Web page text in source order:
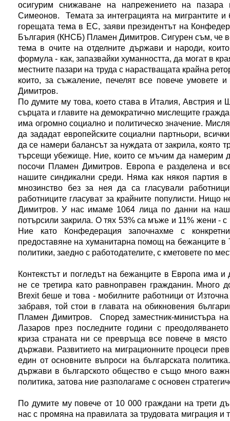
осигурим снижаване на напрежението на
Симеонов. Темата за интеграцията на мигрантите
горещата тема в ЕС, заяви президентът на
България (КНСБ) Пламен Димитров. Сигурен съм, че
тема в очите на отделните държави и народи,
формула - как, запазвайки хуманността, да могат в
местните пазари на труда с нарастващата крайна
които, за съжаление, печелят все повече умовете
Димитров.
По думите му това, което става в Италия, Австрия и
сърцата и главите на демократично мислещите
има огромно социално и политическо значение.
да зададат европейските социални партньори,
да се намери балансът за нуждата от закрила, която
търсещи убежище. Ние, които се мъчим да намерим
посочи Пламен Димитров. Европа е разделена и
нашите синдикални среди. Няма как някоя партия
мнозинство без за нея да са гласували
работниците гласуват за крайните популисти. Нищо
Димитров. У нас имаме 1064 лица по данни на
потърсили закрила. О тях 53% са мъже и 11% жени -
Ние като Конфедерация започнахме с
предоставяне на хуманитарна помощ на бежанците
политики, заедно с работодателите, с кметовете по
Контекстът и погледът на бежанците в Европа има и
не се третира като равноправен гражданин. Много
Brexit беше и това - мобилните работници от
забравя, той стои в главата на обикновения
Пламен Димитров. Според заместник-министъра на
Лазаров през последните години с
криза страната ни се превръща все повече в
държави. Развитието на миграционните процеси
един от основните въпроси на българската
държави в българското общество е също много
политика, затова ние разполагаме с основен
По думите му повече от 10 000 граждани на трети
нас с промяна на правилата за трудовата миграция